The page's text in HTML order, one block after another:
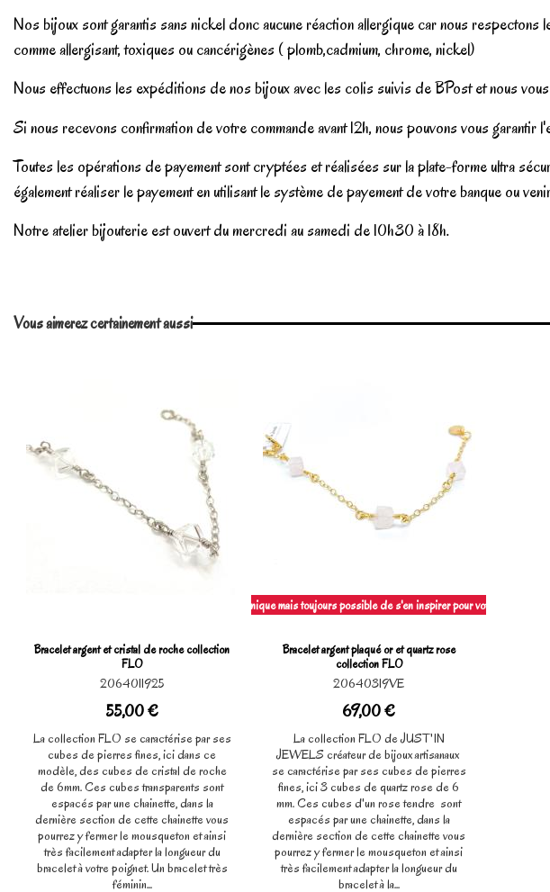
Nos bijoux sont garantis sans nickel donc aucune réaction allergique car nous
comme allergisant, toxiques ou cancérigènes ( plomb,cadmium, chrome, nickel)
Nous effectuons les expéditions de nos bijoux avec les colis suivis de BPost et nous
Si nous recevons confirmation de votre commande avant 12h, nous pouvons vous
Toutes les opérations de payement sont cryptées et réalisées sur la plate-forme ultra
également réaliser le payement en utilisant le système de payement de votre banque ou
Notre atelier bijouterie est ouvert du mercredi au samedi de 10h30 à 18h.
Vous aimerez certainement aussi
Bracelet argent et cristal de roche collection
FLO
2064011925
55,00 €
La collection FLO se caractérise par ses
cubes de pierres fines, ici dans ce
modèle, des cubes de cristal de roche
de 6mm. Ces cubes transparents sont
espacés par une chainette, dans la
dernière section de cette chainette vous
pourrez y fermer le mousqueton et ainsi
très facilement adapter la longueur du
bracelet à votre poignet. Un bracelet très
féminin...
Pièce unique mais toujours possible de s'en inspirer pour votre création
Bracelet argent plaqué or et quartz rose
collection FLO
20640319VE
69,00 €
La collection FLO de JUST'IN
JEWELS créateur de bijoux artisanaux
se caractérise par ses cubes de pierres
fines, ici 3 cubes de quartz rose de 6
mm. Ces cubes d'un rose tendre sont
espacés par une chainette, dans la
dernière section de cette chainette vous
pourrez y fermer le mousqueton et ainsi
très facilement adapter la longueur du
bracelet à la...